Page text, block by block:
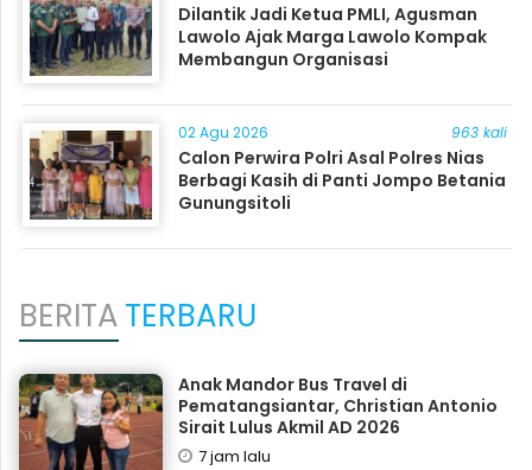
Dilantik Jadi Ketua PMLI, Agusman
Lawolo Ajak Marga Lawolo Kompak
Membangun Organisasi
02 Agu 2026 963 kali
Calon Perwira Polri Asal Polres Nias
Berbagi Kasih di Panti Jompo Betania
Gunungsitoli
BERITATERBARU
Anak Mandor Bus Travel di
Pematangsiantar, Christian Antonio
Sirait Lulus Akmil AD 2026
7 jam lalu